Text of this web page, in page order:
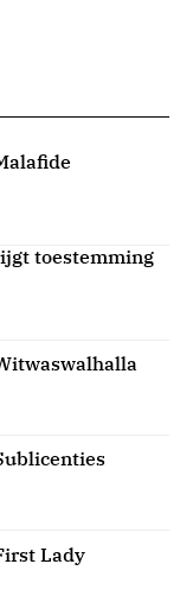
toestemming
Lady